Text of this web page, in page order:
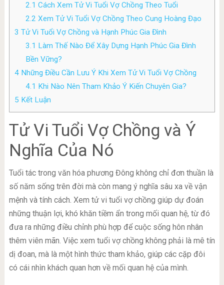
2.1 Cách Xem Tử Vi Tuổi Vợ Chồng Theo Tuổi
2.2 Xem Tử Vi Tuổi Vợ Chồng Theo Cung Hoàng Đạo
3 Tử Vi Tuổi Vợ Chồng và Hạnh Phúc Gia Đình
3.1 Làm Thế Nào Để Xây Dựng Hạnh Phúc Gia Đình
Bền Vững?
4Những Điều Cần Lưu Ý Khi Xem Tử Vi Tuổi Vợ Chồng
4.1 Khi Nào Nên Tham Khảo Ý Kiến Chuyên Gia?
5 Kết Luận
Tử Vi Tuổi Vợ Chồng và Ý
Nghĩa Của Nó
Tuổi tác trong văn hóa phương Đông không chỉ đơn thuần là
số năm sống trên đời mà còn mang ý nghĩa sâu xa về vận
mệnh và tính cách. Xem tử vi tuổi vợ chồng giúp dự đoán
những thuận lợi, khó khăn tiềm ẩn trong mối quan hệ, từ đó
đưa ra những điều chỉnh phù hợp để cuộc sống hôn nhân
thêm viên mãn. Việc xem tuổi vợ chồng không phải là mê tín
dị đoan, mà là một hình thức tham khảo, giúp các cặp đôi
có cái nhìn khách quan hơn về mối quan hệ của mình.